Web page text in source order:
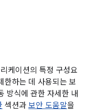
케이션의 특정 구성요
한하는 데 사용되는 보
방식에 관한 자세한 내
섹션과 보안 도움말을